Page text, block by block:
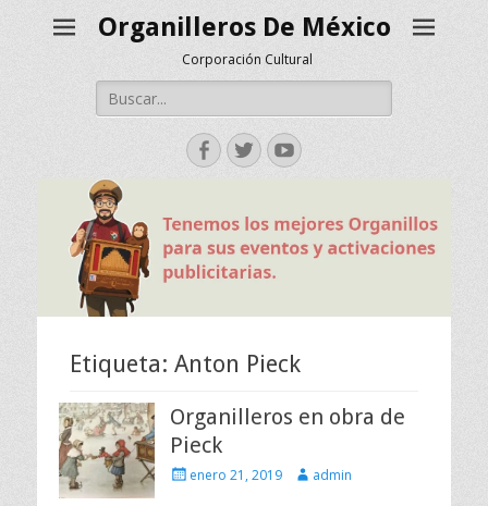
Organilleros De México
Corporación Cultural
Buscar:
Facebook
TwitterYouTube
Etiqueta: Anton Pieck
Organilleros en obra de
Pieck
Escritoenero 21, 2019 Autoradmin